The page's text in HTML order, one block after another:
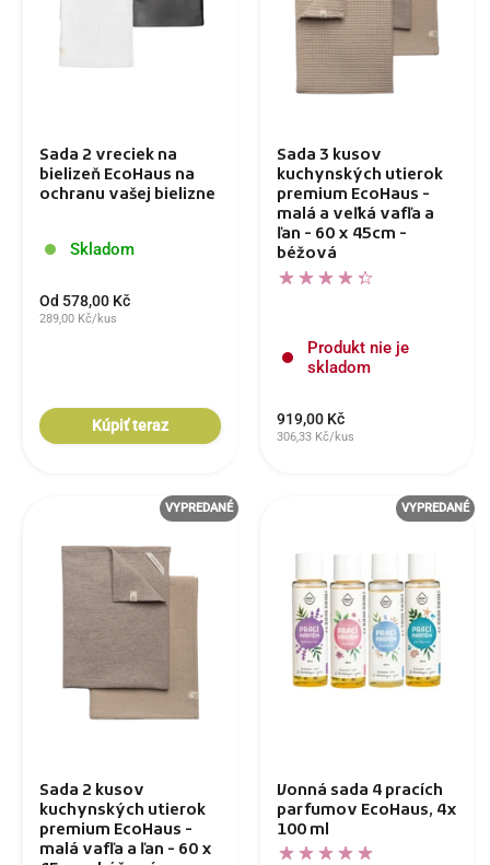
Sada 2 vreciek na
bielizeň EcoHaus na
ochranu vašej bielizne
Skladom
Od 578,00 Kč
289,00 Kč/kus
Kúpiť teraz
Sada 3 kusov
kuchynských utierok
premium EcoHaus -
malá a veľká vafľa a
ľan - 60 x 45cm -
béžová
Produkt nie je
skladom
919,00 Kč
306,33 Kč/kus
Sada 2 kusov
kuchynských utierok
premium EcoHaus -
malá vafľa a ľan - 60 x
VYPREDANÉ
Vonná sada 4 pracích
parfumov EcoHaus, 4x
100 ml
VYPREDANÉ